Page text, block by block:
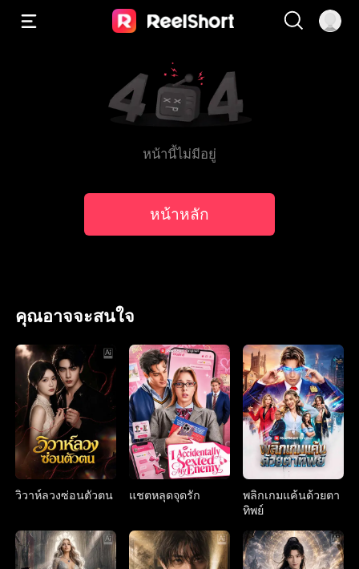
หน้านี้ไม่มีอยู่
หน้าหลัก
คุณอาจจะสนใจ
วิวาห์ลวงซ่อนตัวตน แชตหลุดจุดรัก
พลิกเกมแค้นด้วยตา
ทิพย์